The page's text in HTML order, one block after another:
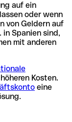
auf ein
oder wenn
von Geldern auf
in Spanien sind,
mit anderen
Kosten.
eine